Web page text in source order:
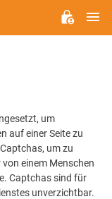
um
auf einer Seite zu
um zu
einem Menschen
Captchas sind für
unverzichtbar.